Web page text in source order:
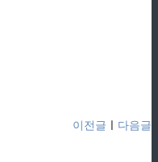
이전글 다음글